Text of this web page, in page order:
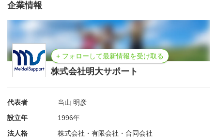
企業情報
+ フォローして最新情報を受け取る
株式会社明大サポート
代表者
当山 明彦
設立年
1996年
法人格
株式会社・有限会社・合同会社